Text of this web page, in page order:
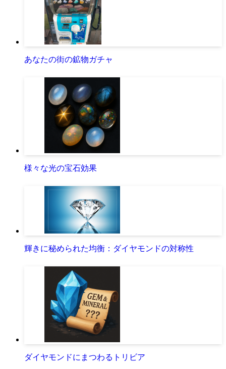
あなたの街の鉱物ガチャ
様々な光の宝石効果
輝きに秘められた均衡：ダイヤモンドの対称性
ダイヤモンドにまつわるトリビア